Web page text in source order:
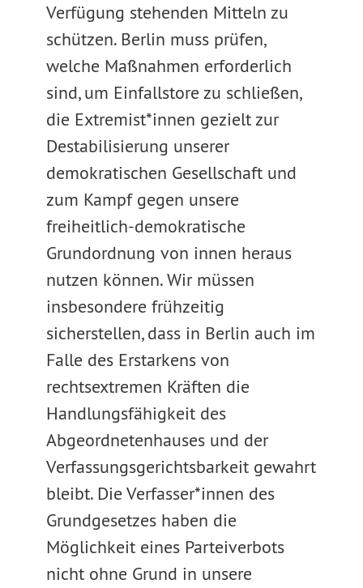
Verfügung stehenden Mitteln zu
schützen. Berlin muss prüfen,
welche Maßnahmen erforderlich
sind, um Einfallstore zu schließen,
die Extremist*innen gezielt zur
Destabilisierung unserer
demokratischen Gesellschaft und
zum Kampf gegen unsere
freiheitlich-demokratische
Grundordnung von innen heraus
nutzen können. Wir müssen
insbesondere frühzeitig
sicherstellen, dass in Berlin auch im
Falle des Erstarkens von
rechtsextremen Kräften die
Handlungsfähigkeit des
Abgeordnetenhauses und der
Verfassungsgerichtsbarkeit gewahrt
bleibt. Die Verfasser*innen des
Grundgesetzes haben die
Möglichkeit eines Parteiverbots
nicht ohne Grund in unsere